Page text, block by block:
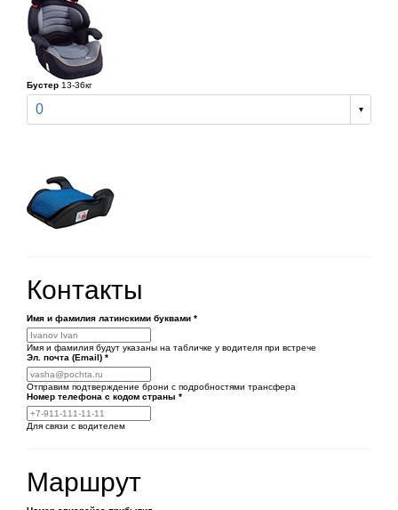
Бустер 13-36кг
0
Контакты
Имя и фамилия латинскими буквами *
Имя и фамилия будут указаны на табличке у водителя при встрече
Эл. почта (Email) *
Отправим подтверждение брони с подробностями трансфера
Номер телефона с кодом страны *
Для связи с водителем
Маршрут